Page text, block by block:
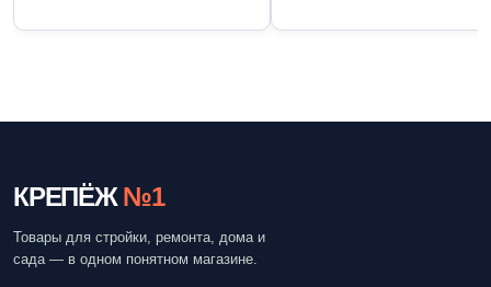
КРЕПЁЖ №1
Товары для стройки, ремонта, дома и
сада — в одном понятном магазине.